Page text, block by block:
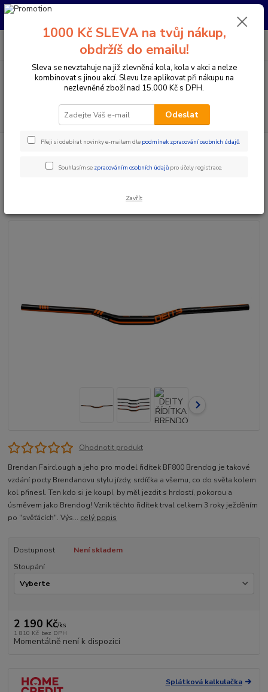
Pro nachystání kola / doplňků na prodejně si prosím zavolejte dopředu.
Menu
CZK
PO-PÁ 10:00-17:00 | SO: 9:00-12:00
Komponenty na kolo Řídítka Průměr 31,8 mm
DEITY
31,8 MM - ORANGE
Ohodnotit produkt
Brendan Fairclough a jeho pro model řidítek BF800 Brendog je takové
vzdání pocty Brendanovu stylu jízdy, srdíčka a všemu, co do světa kolem
kol přinesl. Ten kdo si je koupí, by měl jezdit s hrdostí, pokorou a
úsměvem jako Brendog! Vznik těchto řidítek trval celkem 3 roky ježděním
po "svěťácích". Výs... celý popis
Dostupnost
Není skladem
Stoupání
2 190 Kč/ks
1 810 Kč bez DPH
Momentálně není k dispozici
Splátková kalkulačka
1000 Kč SLEVA na tvůj nákup,
obdržíš do emailu!
Sleva se nevztahuje na již zlevněná kola, kola v akci a nelze
kombinovat s jinou akcí. Slevu lze aplikovat při nákupu na
nezlevněné zboží nad 15.000 Kč s DPH.
Odeslat
Přeji si odebírat novinky e-mailem dle podmínek zpracování osobních údajů.
Souhlasím se zpracováním osobních údajů pro účely registrace.
Zavřít